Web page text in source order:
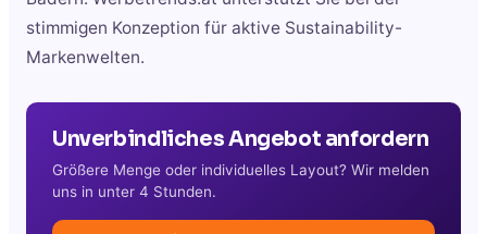
stimmigen Konzeption für aktive Sustainability-
Markenwelten.
Unverbindliches Angebot anfordern
Größere Menge oder individuelles Layout? Wir melden
uns in unter 4 Stunden.